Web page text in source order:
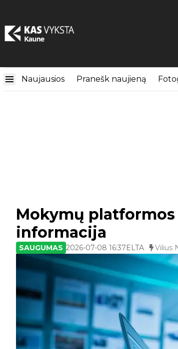
Naujausios Pranešk naujieną
Mokymų
informacija
SAUGUMAS 2026-07-08 16:37ELTA Vilius